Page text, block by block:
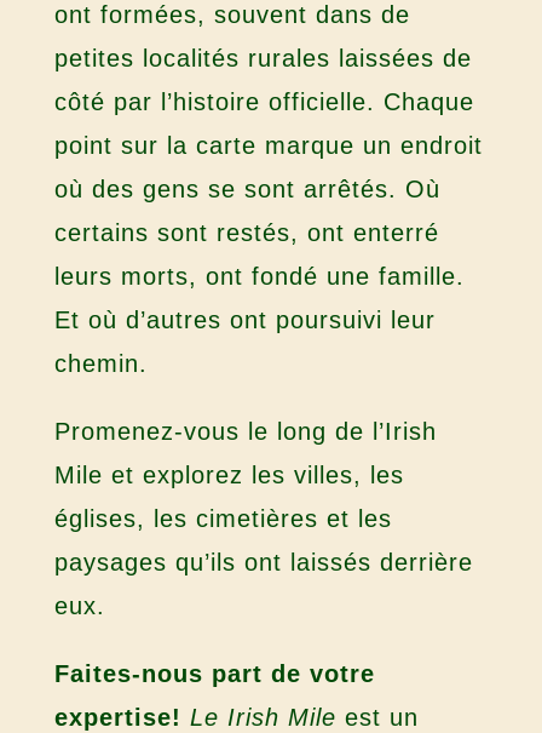
ont formées, souvent dans de
petites localités rurales laissées de
côté par l’histoire officielle. Chaque
point sur la carte marque un endroit
où des gens se sont arrêtés. Où
certains sont restés, ont enterré
leurs morts, ont fondé une famille.
Et où d’autres ont poursuivi leur
chemin.
Promenez-vous le long de l’Irish
Mile et explorez les villes, les
églises, les cimetières et les
paysages qu’ils ont laissés derrière
eux.
Faites-nous part de votre
expertise! Le Irish Mile est un